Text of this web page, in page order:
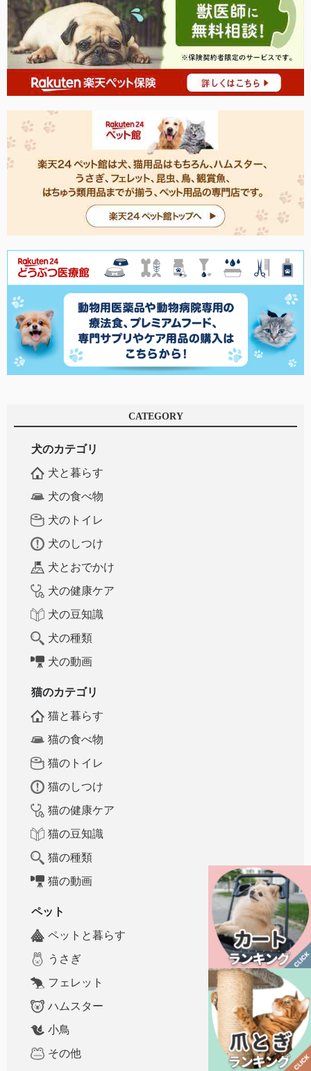
CATEGORY
犬のカテゴリ
犬と暮らす
犬の食べ物
犬のトイレ
犬のしつけ
犬とおでかけ
犬の健康ケア
犬の豆知識
犬の種類
犬の動画
猫のカテゴリ
猫と暮らす
猫の食べ物
猫のトイレ
猫のしつけ
猫の健康ケア
猫の豆知識
猫の種類
猫の動画
ペット
ペットと暮らす
うさぎ
フェレット
ハムスター
小鳥
その他